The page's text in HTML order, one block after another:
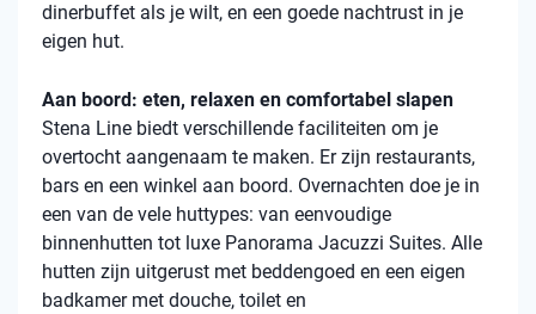
dinerbuffet als je wilt, en een goede nachtrust in je
eigen hut.
Aan boord: eten, relaxen en comfortabel slapen
Stena Line biedt verschillende faciliteiten om je
overtocht aangenaam te maken. Er zijn restaurants,
bars en een winkel aan boord. Overnachten doe je in
een van de vele huttypes: van eenvoudige
binnenhutten tot luxe Panorama Jacuzzi Suites. Alle
hutten zijn uitgerust met beddengoed en een eigen
badkamer met douche, toilet en